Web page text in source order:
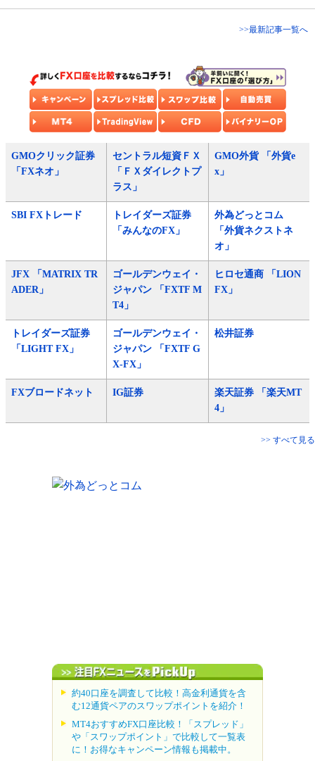
>>最新記事一覧へ
GMOクリック証券
「FXネオ」
セントラル短資ＦＸ
「ＦＸダイレクトプ
ラス」
GMO外貨 「外貨e
x」
SBI FXトレード
トレイダーズ証券
「みんなのFX」
外為どっとコム
「外貨ネクストネ
オ」
JFX 「MATRIX TR
ADER」
ゴールデンウェイ・
ジャパン 「FXTF M
T4」
ヒロセ通商 「LION
FX」
トレイダーズ証券
「LIGHT FX」
ゴールデンウェイ・
ジャパン 「FXTF G
X-FX」
松井証券
FXブロードネット IG証券
楽天証券 「楽天MT
4」
>> すべて見る
約40口座を調査して比較！高金利通貨を含
む12通貨ペアのスワップポイントを紹介！
MT4おすすめFX口座比較！「スプレッド」
や「スワップポイント」で比較して一覧表
に！お得なキャンペーン情報も掲載中。